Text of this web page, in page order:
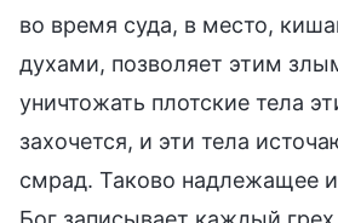
во время суда, в место,
духами, позволяет этим
уничтожать плотские тела
захочется, и эти тела
смрад. Таково надлежащее